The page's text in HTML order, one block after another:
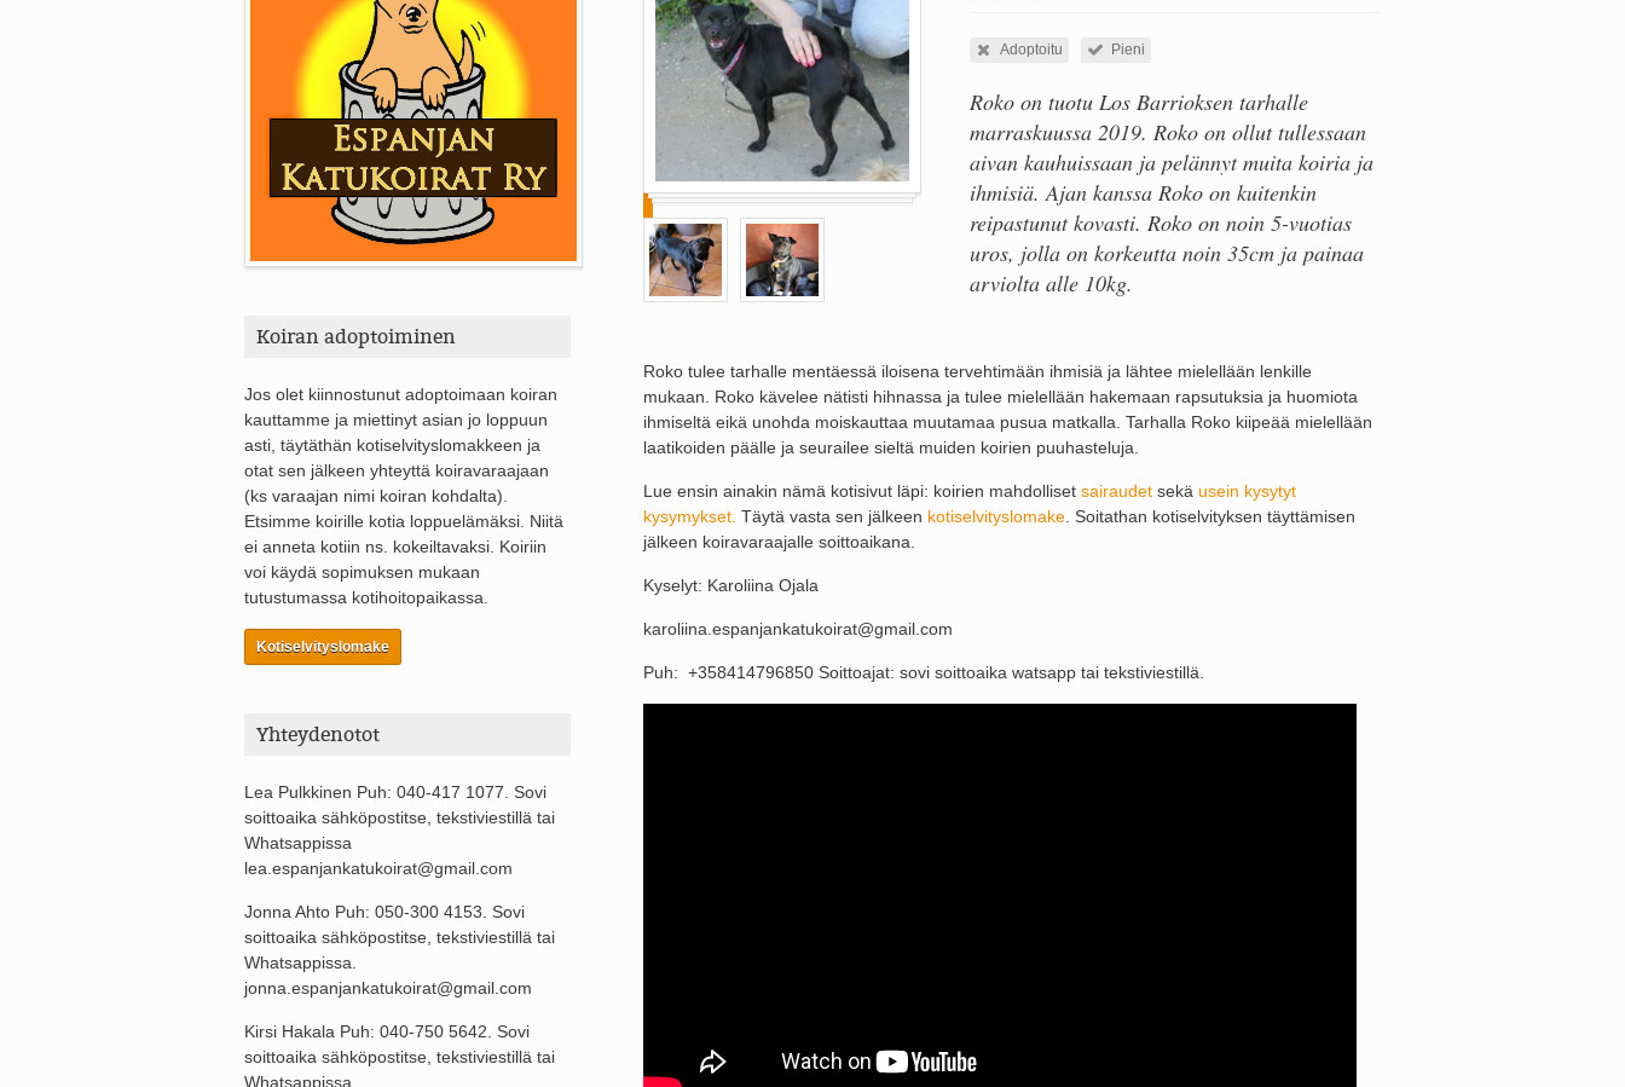
Adoptoitu Pieni
Roko on tuotu Los Barrioksen tarhalle
marraskuussa 2019. Roko on ollut tullessaan
aivan kauhuissaan ja pelännyt muita koiria ja
ihmisiä. Ajan kanssa Roko on kuitenkin
reipastunut kovasti. Roko on noin 5-vuotias
uros, jolla on korkeutta noin 35cm ja painaa
arviolta alle 10kg.
Roko tulee tarhalle mentäessä iloisena tervehtimään ihmisiä ja lähtee mielellään lenkille
mukaan. Roko kävelee nätisti hihnassa ja tulee mielellään hakemaan rapsutuksia ja huomiota
ihmiseltä eikä unohda moiskauttaa muutamaa pusua matkalla. Tarhalla Roko kiipeää mielellään
laatikoiden päälle ja seurailee sieltä muiden koirien puuhasteluja.
Lue ensin ainakin nämä kotisivut läpi: koirien mahdolliset sairaudet sekä usein kysytyt
kysymykset. Täytä vasta sen jälkeen kotiselvityslomake . Soitathan kotiselvityksen täyttämisen
jälkeen koiravaraajalle soittoaikana.
Kyselyt: Karoliina Ojala
karoliina.espanjankatukoirat@gmail.com
Puh: +358414796850 Soittoajat: sovi soittoaika watsapp tai tekstiviestillä.
Koiran adoptoiminen
Jos olet kiinnostunut adoptoimaan koiran
kauttamme ja miettinyt asian jo loppuun
asti, täytäthän kotiselvityslomakkeen ja
otat sen jälkeen yhteyttä koiravaraajaan
(ks varaajan nimi koiran kohdalta).
Etsimme koirille kotia loppuelämäksi. Niitä
ei anneta kotiin ns. kokeiltavaksi. Koiriin
voi käydä sopimuksen mukaan
tutustumassa kotihoitopaikassa.
Kotiselvityslomake
Yhteydenotot
Lea Pulkkinen Puh: 040-417 1077. Sovi
soittoaika sähköpostitse, tekstiviestillä tai
Whatsappissa
lea.espanjankatukoirat@gmail.com
Jonna Ahto Puh: 050-300 4153. Sovi
soittoaika sähköpostitse, tekstiviestillä tai
Whatsappissa.
jonna.espanjankatukoirat@gmail.com
Kirsi Hakala Puh: 040-750 5642. Sovi
soittoaika sähköpostitse, tekstiviestillä tai
Whatsappissa.